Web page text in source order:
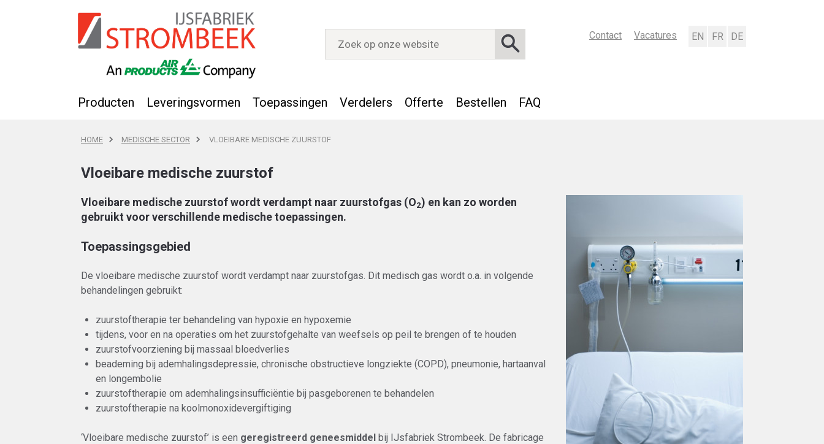
Producten Leveringsvormen Toepassingen Verdelers Offerte Bestellen FAQ
Contact
Vacatures
HOME MEDISCHE SECTOR VLOEIBARE MEDISCHE ZUURSTOF
Vloeibare medische zuurstof
Vloeibare medische zuurstof wordt verdampt naar zuurstofgas (O2) en kan zo worden
gebruikt voor verschillende medische toepassingen.
Toepassingsgebied
De vloeibare medische zuurstof wordt verdampt naar zuurstofgas. Dit medisch gas wordt o.a. in volgende
behandelingen gebruikt:
zuurstoftherapie ter behandeling van hypoxie en hypoxemie
tijdens, voor en na operaties om het zuurstofgehalte van weefsels op peil te brengen of te houden
zuurstofvoorziening bij massaal bloedverlies
beademing bij ademhalingsdepressie, chronische obstructieve longziekte (COPD), pneumonie, hartaanval
en longembolie
zuurstoftherapie om ademhalingsinsufficiëntie bij pasgeborenen te behandelen
zuurstoftherapie na koolmonoxidevergiftiging
‘Vloeibare medische zuurstof’ is een geregistreerd geneesmiddel bij IJsfabriek Strombeek. De fabricage